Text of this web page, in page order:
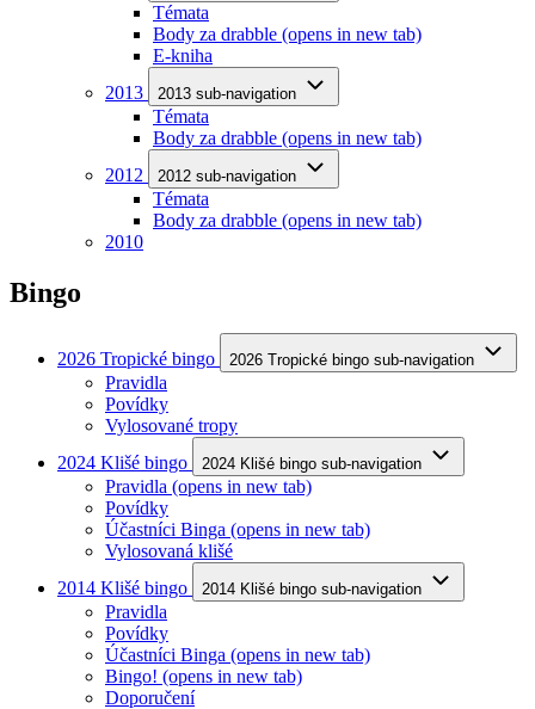
Témata
Body za drabble (opens in new tab)
E-kniha
2013
2013 sub-navigation
Témata
Body za drabble (opens in new tab)
2012
2012 sub-navigation
Témata
Body za drabble (opens in new tab)
2010
Bingo
2026 Tropické bingo 2026 Tropické bingo sub-navigation
Pravidla
Povídky
Vylosované tropy
2024 Klišé bingo
2024 Klišé bingo sub-navigation
Pravidla (opens in new tab)
Povídky
Účastníci Binga (opens in new tab)
Vylosovaná klišé
2014 Klišé bingo
2014 Klišé bingo sub-navigation
Pravidla
Povídky
Účastníci Binga (opens in new tab)
Bingo! (opens in new tab)
Doporučení